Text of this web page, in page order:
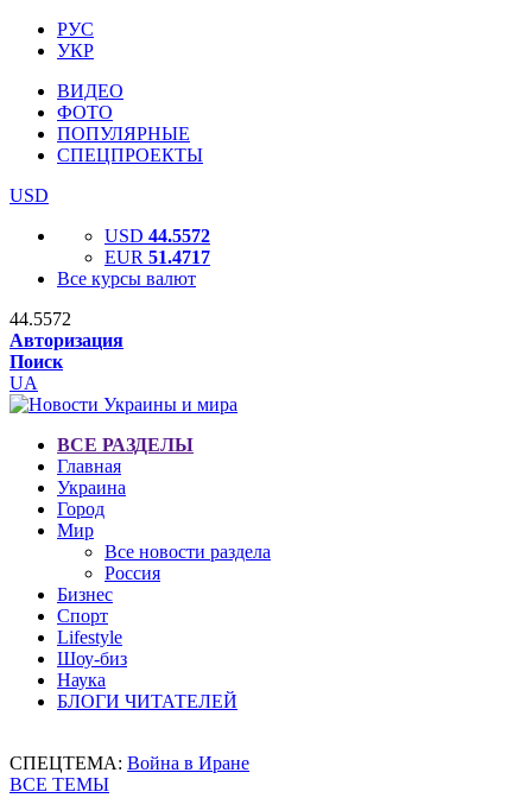
РУС
УКР
ВИДЕО
ФОТО
ПОПУЛЯРНЫЕ
СПЕЦПРОЕКТЫ
USD
USD 44.5572
EUR 51.4717
Все курсы валют
44.5572
Авторизация
Поиск
UA
ВСЕ РАЗДЕЛЫ
Главная
Украина
Город
Мир
Все новости раздела
Россия
Бизнес
Спорт
Lifestyle
Шоу-биз
Наука
БЛОГИ ЧИТАТЕЛЕЙ
СПЕЦТЕМА: Война в Иране
ВСЕ ТЕМЫ